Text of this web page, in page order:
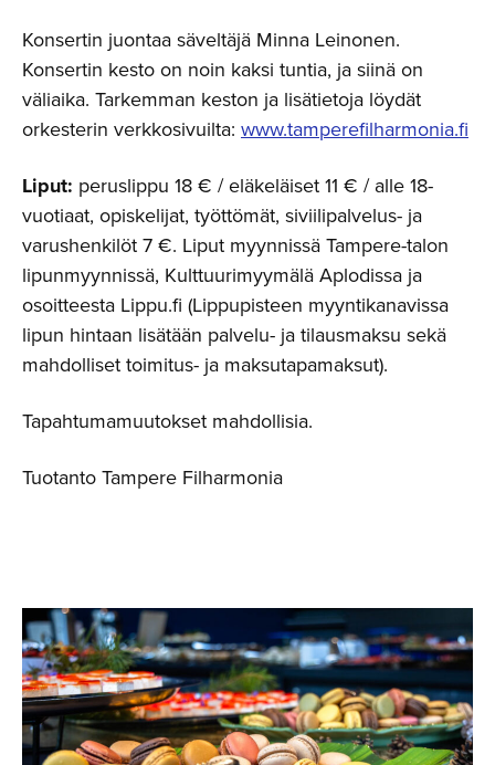
Konsertin juontaa säveltäjä Minna Leinonen.
Konsertin kesto on noin kaksi tuntia, ja siinä on
väliaika. Tarkemman keston ja lisätietoja löydät
orkesterin verkkosivuilta: www.tamperefilharmonia.fi
Liput: peruslippu 18 € / eläkeläiset 11 € / alle 18-
vuotiaat, opiskelijat, työttömät, siviilipalvelus- ja
varushenkilöt 7 €. Liput myynnissä Tampere-talon
lipunmyynnissä, Kulttuurimyymälä Aplodissa ja
osoitteesta Lippu.fi (Lippupisteen myyntikanavissa
lipun hintaan lisätään palvelu- ja tilausmaksu sekä
mahdolliset toimitus- ja maksutapamaksut).
Tapahtumamuutokset mahdollisia.
Tuotanto Tampere Filharmonia